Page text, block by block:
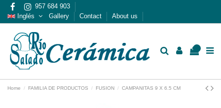
957 684 903
Inglés
Gallery Contact About us
Home FAMILIA DE PRODUCTOS FUSION CAMPANITAS 9 X 6.5 CM